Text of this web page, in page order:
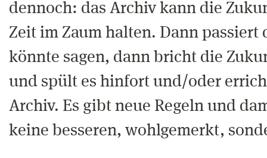
dennoch: das Archiv kann die
Zeit im Zaum halten. Dann passiert
könnte sagen, dann bricht die
und spült es hinfort und/oder
Archiv. Es gibt neue Regeln und
keine besseren, wohlgemerkt,